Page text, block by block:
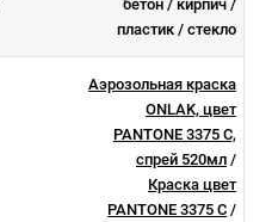
бетон / кирпич /
пластик / стекло
Аэрозольная краска
ONLAK, цвет
PANTONE 3375 C,
спрей 520мл /
Краска цвет
PANTONE 3375 C /